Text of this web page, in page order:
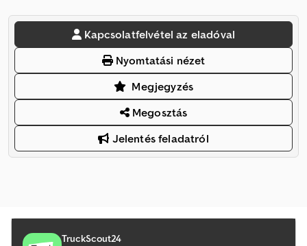
Kapcsolatfelvétel az eladóval
Nyomtatási nézet
Megjegyzés
Megosztás
Jelentés feladatról
TruckScout24